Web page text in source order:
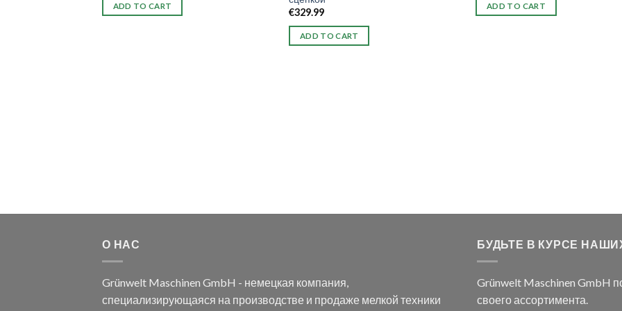
ADD TO CART
€329.99
ADD TO CART
ADD TO CART
О НАС
Grünwelt Maschinen GmbH - немецкая компания,
специализирующаяся на производстве и продаже мелкой техники
БУДЬТЕ В КУРСЕ
Grünwelt Maschinen GmbH
своего ассортимента.